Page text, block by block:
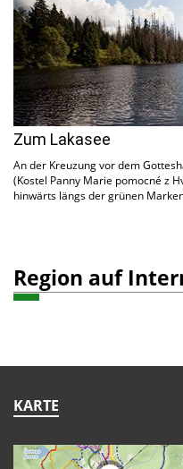
Zum Lakasee
An der Kreuzung vor dem
(Kostel Panny Marie pomocné z
hinwärts längs der grünen
Region auf
KARTE